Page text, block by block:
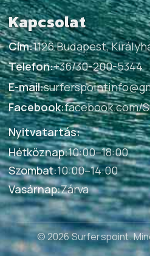
Kapcsolat
Cím:1126 Budapest,
Telefon:+36/30-200-5344
E-mail:
Facebook:facebook.com/
Nyitvatartás:
Hétköznap:10:00–18:00
Szombat:10:00–14:00
Vasárnap:Zárva
© 2026 Surferspoint.